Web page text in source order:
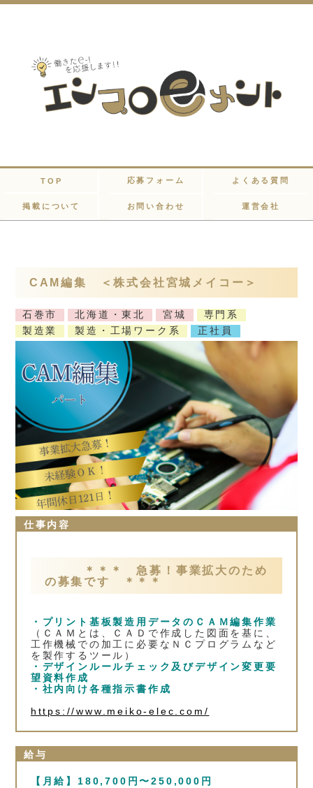
TOP 応募フォーム よくある質問
掲載について お問い合わせ 運営会社
CAM編集 ＜株式会社宮城メイコー＞
石巻市 北海道・東北 宮城
専門系
製造業
製造・工場ワーク系 正社員
仕事内容
＊＊＊ 急募！事業拡大のため
の募集です ＊＊＊
・プリント基板製造用データのＣＡＭ編集作業
（ＣＡＭとは、ＣＡＤで作成した図面を基に、
工作機械での加工に必要なＮＣプログラムなど
を製作するツール）
・デザインルールチェック及びデザイン変更要
望資料作成
・社内向け各種指示書作成
https://www.meiko-elec.com/
給与
【月給】180,700円〜250,000円